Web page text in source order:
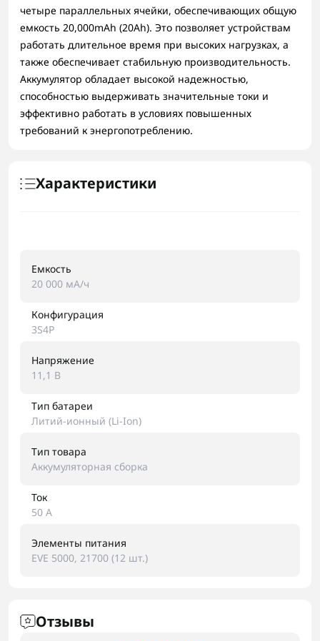
четыре параллельных ячейки, обеспечивающих общую
емкость 20,000mAh (20Ah). Это позволяет устройствам
работать длительное время при высоких нагрузках, а
также обеспечивает стабильную производительность.
Аккумулятор обладает высокой надежностью,
способностью выдерживать значительные токи и
эффективно работать в условиях повышенных
требований к энергопотреблению.
Характеристики
Емкость
20 000 мА/ч
Конфигурация
3S4P
Напряжение
11,1 В
Тип батареи
Литий-ионный (Li-Ion)
Тип товара
Аккумуляторная сборка
Ток
50 А
Элементы питания
EVE 5000, 21700 (12 шт.)
Отзывы